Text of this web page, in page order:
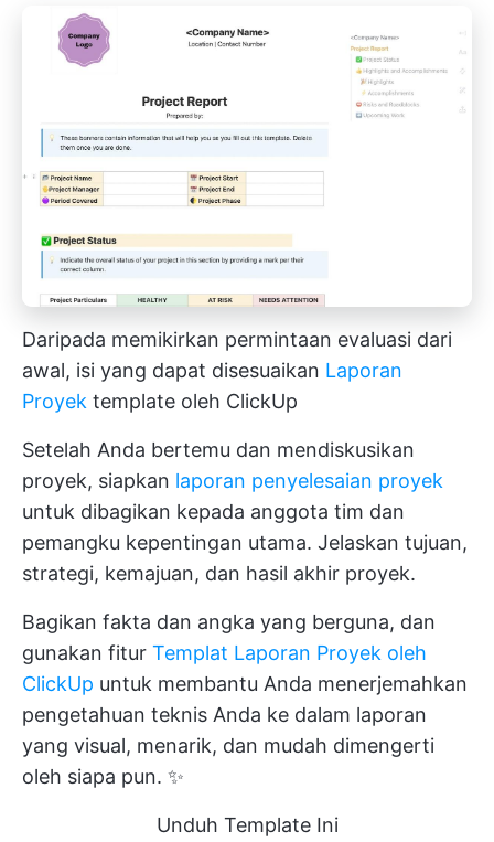
Daripada memikirkan permintaan evaluasi dari
awal, isi yang dapat disesuaikan Laporan
Proyek template oleh ClickUp
Setelah Anda bertemu dan mendiskusikan
proyek, siapkan laporan penyelesaian proyek
untuk dibagikan kepada anggota tim dan
pemangku kepentingan utama. Jelaskan tujuan,
strategi, kemajuan, dan hasil akhir proyek.
Bagikan fakta dan angka yang berguna, dan
gunakan fitur Templat Laporan Proyek oleh
ClickUp untuk membantu Anda menerjemahkan
pengetahuan teknis Anda ke dalam laporan
yang visual, menarik, dan mudah dimengerti
oleh siapa pun. ✨
Unduh Template Ini